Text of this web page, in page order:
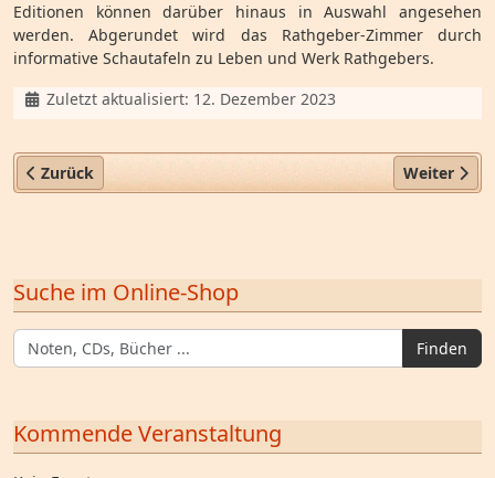
Editionen können darüber hinaus in Auswahl angesehen
werden. Abgerundet wird das Rathgeber-Zimmer durch
informative Schautafeln zu Leben und Werk Rathgebers.
DetailsZuletzt aktualisiert: 12. Dezember 2023
Vorheriger Beitrag: Erstes Deutsches Tabakpfeifenmuseum
Zurück Nächster
Weiter
Suche im Online-Shop
Finden
Kommende Veranstaltung